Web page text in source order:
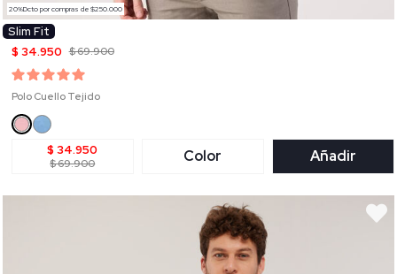
20%Dcto por compras de $250.000
Slim Fit
$ 34.950 $ 69.900
Polo Cuello Tejido
$ 34.950
$ 69.900 Color Añadir